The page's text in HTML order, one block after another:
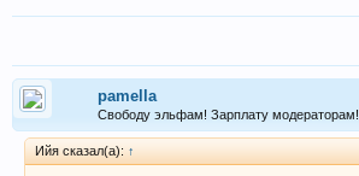
pamella
Свободу эльфам! Зарплату модераторам!
Ийя сказал(а): ↑